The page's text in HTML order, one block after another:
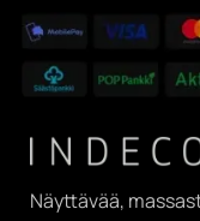
Näyttävää,